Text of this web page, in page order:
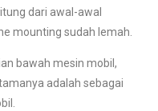
dari awal-awal
mounting sudah lemah.
bawah mesin mobil,
adalah sebagai